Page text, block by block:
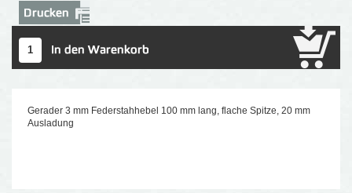
Gerader 3 mm Federstahhebel 100 mm lang, flache Spitze, 20 mm
Ausladung